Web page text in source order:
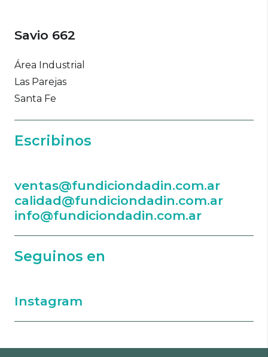
Savio 662
Área Industrial
Las Parejas
Santa Fe
Escribinos
ventas@fundiciondadin.com.ar
calidad@fundiciondadin.com.ar
info@fundiciondadin.com.ar
Seguinos en
Instagram